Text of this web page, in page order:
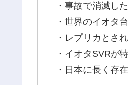
・事故で消滅し
・世界のイオタ
・レプリカとさ
・イオタSVRが
・日本に長く存